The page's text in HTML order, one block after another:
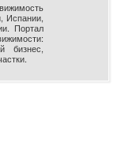
Испании,
Портал
бизнес,